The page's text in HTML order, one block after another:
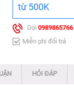
từ 500K
Gọi0989865766
Miễn phí đổi trả
HỎI ĐÁP